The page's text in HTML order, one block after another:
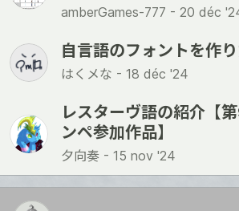
amberGames-777 - 20 déc
自言語のフォントを作り
はくメな - 18 déc '24
レスターヴ語の紹介【
ンペ参加作品】
夕向奏 - 15 nov '24